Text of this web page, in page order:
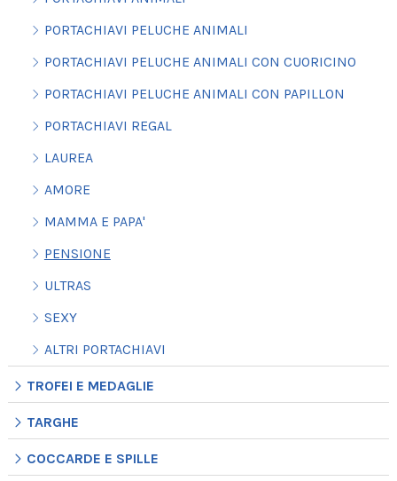
PORTACHIAVI PELUCHE ANIMALI
PORTACHIAVI PELUCHE ANIMALI CON CUORICINO
PORTACHIAVI PELUCHE ANIMALI CON PAPILLON
PORTACHIAVI REGAL
LAUREA
AMORE
MAMMA E PAPA'
PENSIONE
ULTRAS
SEXY
ALTRI PORTACHIAVI
TROFEI E MEDAGLIE
TARGHE
COCCARDE E SPILLE